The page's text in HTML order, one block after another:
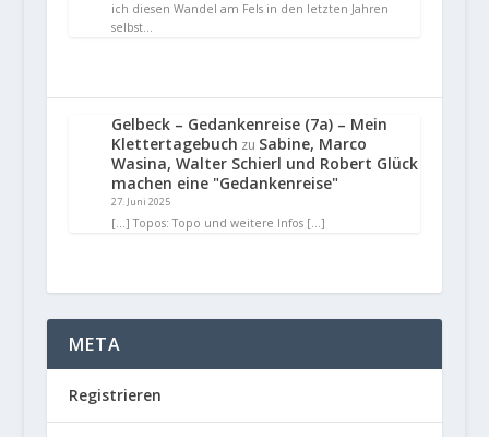
ich diesen Wandel am Fels in den letzten Jahren
selbst…
Gelbeck – Gedankenreise (7a) – Mein
Klettertagebuch zu Sabine, Marco
Wasina, Walter Schierl und Robert Glück
machen eine "Gedankenreise"
27. Juni 2025
[…] Topos: Topo und weitere Infos […]
META
Registrieren